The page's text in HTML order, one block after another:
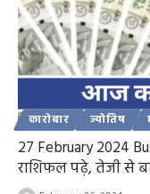
कारोबार ज्योतिष
27 February 2024
राशिफल पढ़े, तेजी से